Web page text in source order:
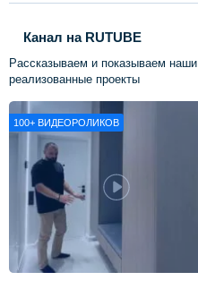
Канал на RUTUBE
Рассказываем и показываем наши
реализованные проекты
100+ ВИДЕОРОЛИКОВ